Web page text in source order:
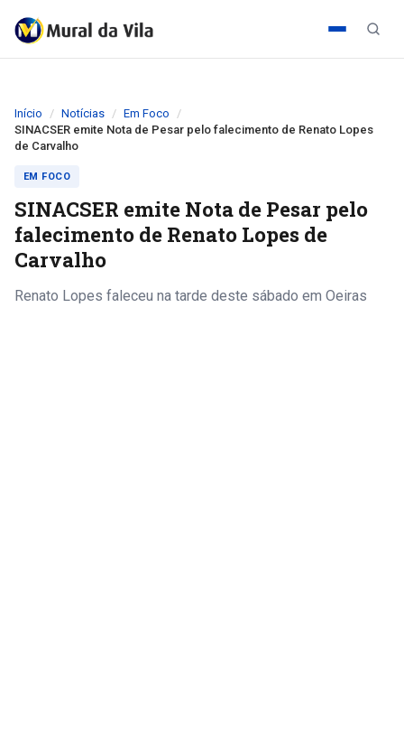
Início Notícias
Em Foco
SINACSER emite Nota de Pesar pelo falecimento de Renato Lopes
de Carvalho
EM FOCO
SINACSER emite Nota de Pesar pelo
falecimento de Renato Lopes de
Carvalho
Renato Lopes faleceu na tarde deste sábado em Oeiras